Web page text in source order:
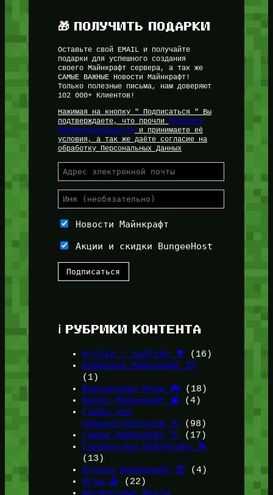
🎁 ПОЛУЧИТЬ ПОДАРКИ
Оставьте свой EMAIL и получайте
подарки для успешного создания
своего Майнкрафт сервера, а так же
САМЫЕ ВАЖНЫЕ Новости Майнкрафт!
Только полезные письма, нам доверяют
102 000+ Клиентов!
Нажимая на кнопку " Подписаться " Вы
подтверждаете, что прочли
Политику
Конфиденциальностии принимаете её
условия, а так же даёте согласие на
обработку Персональных Данных
Новости Майнкрафт
Акции и скидки BungeeHost
ℹ️ РУБРИКИ КОНТЕНТА
HyTale / ХайТейл 🌳
(16)
Анимации Майнкрафт 🎞️
(1)
Браузерные Игры 🎮(18)
Видео Майнкрафт 📽️ (4)
Гайды для
администраторов 🔧
(98)
Гайды Майнкрафт 🔨
(17)
Генераторы Майнкрафт 🔁
(13)
Игроки Майнкрафт 😎 (4)
Игры 🕹️ (22)
Интересные Факты